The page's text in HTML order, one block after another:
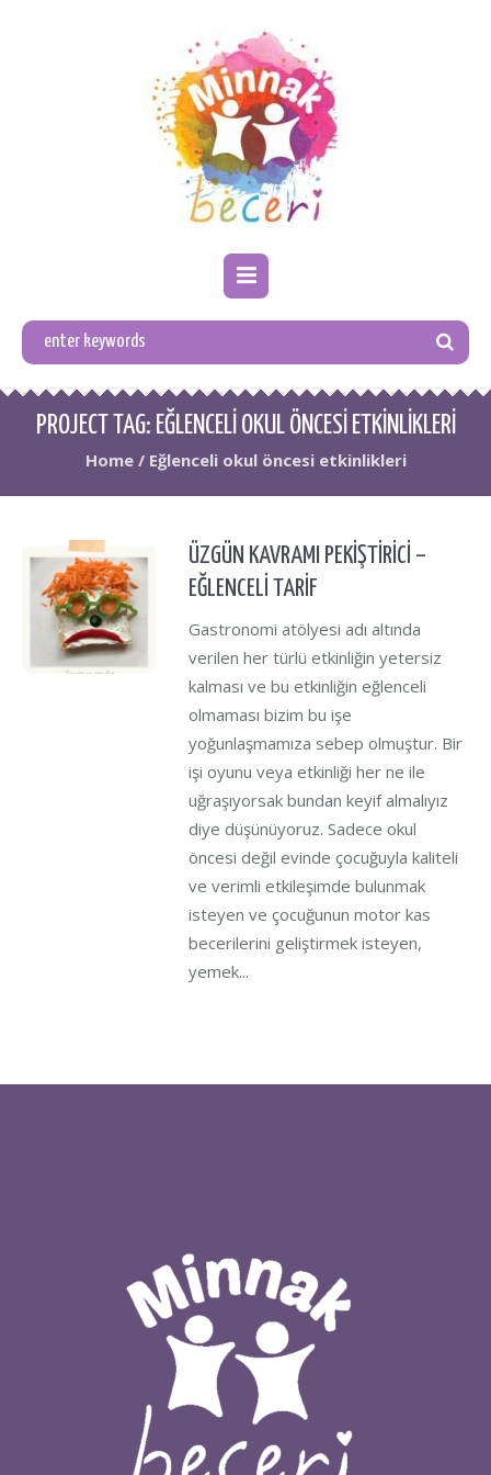
PROJECT TAG: EĞLENCELI OKUL ÖNCESI ETKINLIKLERI
Home / Eğlenceli okul öncesi etkinlikleri
ÜZGÜN KAVRAMI PEKİŞTİRİCİ –
EĞLENCELİ TARİF
Gastronomi atölyesi adı altında
verilen her türlü etkinliğin yetersiz
kalması ve bu etkinliğin eğlenceli
olmaması bizim bu işe
yoğunlaşmamıza sebep olmuştur. Bir
işi oyunu veya etkinliği her ne ile
uğraşıyorsak bundan keyif almalıyız
diye düşünüyoruz. Sadece okul
öncesi değil evinde çocuğuyla kaliteli
ve verimli etkileşimde bulunmak
isteyen ve çocuğunun motor kas
becerilerini geliştirmek isteyen,
yemek...